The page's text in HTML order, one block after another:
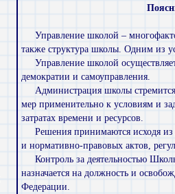
Управление школой –
также структура школы. Одним из
Управление школой
демократии и самоуправления.
Администрация школы
мер применительно к условиям и
затратах времени и ресурсов.
Решения принимаются исходя из
и нормативно-правовых актов,
Контроль за деятельностью
назначается на должность и
Федерации.